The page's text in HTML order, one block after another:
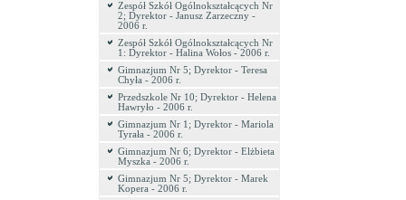
Zespół Szkół Ogólnokształcących Nr
2; Dyrektor - Janusz Zarzeczny -
2006 r.
Zespół Szkół Ogólnokształcących Nr
1: Dyrektor - Halina Wołos - 2006 r.
Gimnazjum Nr 5; Dyrektor - Teresa
Chyła - 2006 r.
Przedszkole Nr 10; Dyrektor - Helena
Hawryło - 2006 r.
Gimnazjum Nr 1; Dyrektor - Mariola
Tyrała - 2006 r.
Gimnazjum Nr 6; Dyrektor - Elżbieta
Myszka - 2006 r.
Gimnazjum Nr 5; Dyrektor - Marek
Kopera - 2006 r.